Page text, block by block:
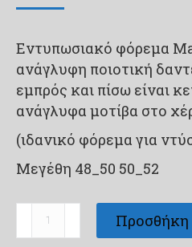
Εντυπωσιακό φόρεμα
ανάγλυφη ποιοτική
εμπρός και πίσω είναι
ανάγλυφα μοτίβα στο
(ιδανικό φόρεμα για
Μεγέθη 48_50 50_52
Προσθήκη